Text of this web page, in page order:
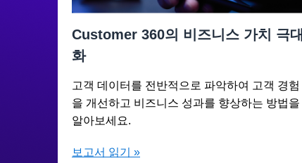
Customer 360의 비즈니스 가치 극대
화
고객 데이터를 전반적으로 파악하여 고객 경험
을 개선하고 비즈니스 성과를 향상하는 방법을
알아보세요.
보고서 읽기 »